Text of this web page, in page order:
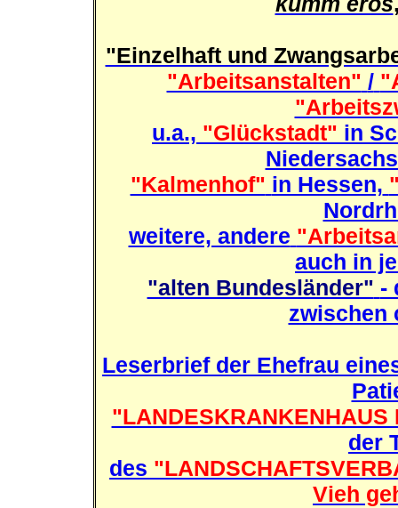
"Einzelhaft und
"Arbeitsanstalten" /
u.a., "Glückstadt" in
"Kalmenhof" in Hessen,
weitere, andere
auch in
"alten Bundesländer" -
zwischen
Leserbrief der Ehefrau
"LANDESKRANKENHAUS
der
des
Vieh